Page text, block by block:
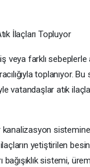
İlaçları Topluyor
veya farklı
toplanıyor. Bu
vatandaşlar atık
yetiştirilen
sistemi,